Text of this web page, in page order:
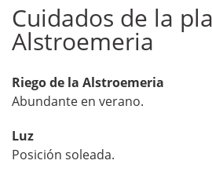
Cuidados de la
Alstroemeria
Riego de la Alstroemeria
Abundante en verano.
Luz
Posición soleada.